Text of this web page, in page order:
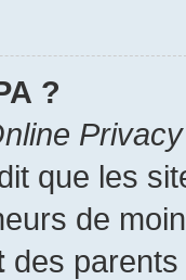
?
que les
de
des parents